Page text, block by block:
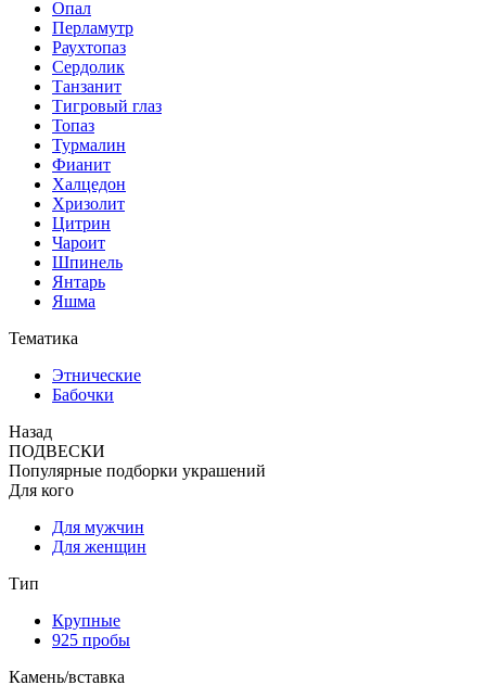
Опал
Перламутр
Раухтопаз
Сердолик
Танзанит
Тигровый глаз
Топаз
Турмалин
Фианит
Халцедон
Хризолит
Цитрин
Чароит
Шпинель
Янтарь
Яшма
Тематика
Этнические
Бабочки
Назад
ПОДВЕСКИ
Популярные подборки украшений
Для кого
Для мужчин
Для женщин
Тип
Крупные
925 пробы
Камень/вставка